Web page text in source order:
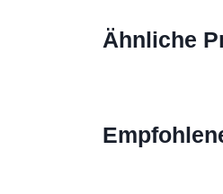
Ähnliche